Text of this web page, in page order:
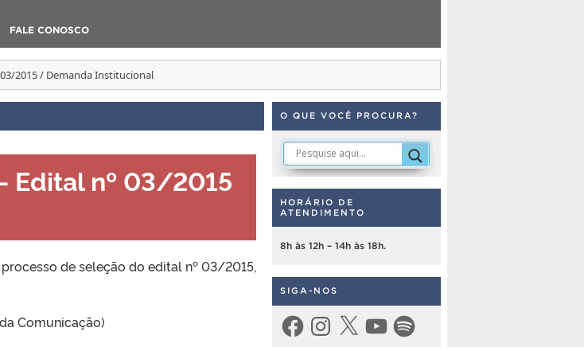
FALE CONOSCO
2015 / Demanda Institucional
Edital nº 03/2015
de seleção do edital nº 03/2015,
Comunicação)
O QUE VOCÊ PROCURA?
HORÁRIO DE
ATENDIMENTO
8h às 12h – 14h às 18h.
SIGA-NOS
FacebookInstagram
X YouTubeSpotify